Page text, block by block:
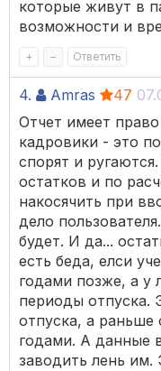
которые живут в
возможности и
+ – Ответить
4. Amras 47
Отчет имеет
кадровики - это
спорят и
остатков и по
накосячить при
дело
будет. И да...
есть беда, елси
годами позже, а у
периоды отпуска.
отпуска, а раньше
годами. А данные
заводить лень им.